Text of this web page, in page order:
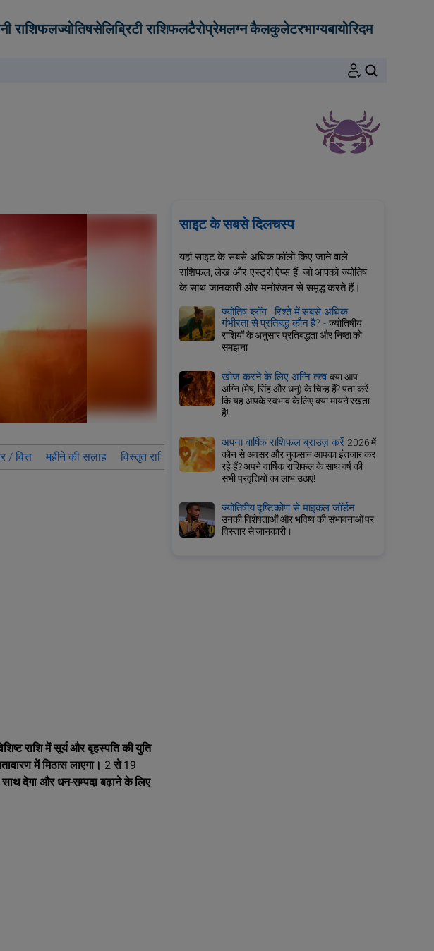
राशिफलज्योतिषसेलिब्रिटी राशिफलटैरोप्रेमलग्न कैलकुलेटरभाग्यबायोरिदम
/ वित्त महीने की सलाह विस्तृत राशिफल कर्क वर्ष 2026 के लिए कर्क राशि वालों के लिए राशिफल का
राशि में सूर्य और बृहस्पति की युति
में मिठास लाएगा। 2 से 19
साथ देगा और धन-सम्पदा बढ़ाने के लिए
साइट के सबसे दिलचस्प
यहां साइट के सबसे अधिक फॉलो किए जाने वाले
राशिफल, लेख और एस्ट्रो ऐप्स हैं, जो आपको ज्योतिष
के साथ जानकारी और मनोरंजन से समृद्ध करते हैं।
ज्योतिष ब्लॉग : रिश्ते में सबसे अधिक
गंभीरता से प्रतिबद्ध कौन है? -ज्योतिषीय
राशियों के अनुसार प्रतिबद्धता और निष्ठा को
समझना
खोज करने के लिए अग्नि तत्वक्या आप
अग्नि (मेष, सिंह और धनु) के चिन्ह हैं? पता करें
कि यह आपके स्वभाव के लिए क्या मायने रखता
है!
अपना वार्षिक राशिफल ब्राउज़ करें2026 में
कौन से अवसर और नुकसान आपका इंतजार कर
रहे हैं? अपने वार्षिक राशिफल के साथ वर्ष की
सभी प्रवृत्तियों का लाभ उठाएं!
ज्योतिषीय दृष्टिकोण से माइकल जॉर्डन
उनकी विशेषताओं और भविष्य की संभावनाओं पर
विस्तार से जानकारी।